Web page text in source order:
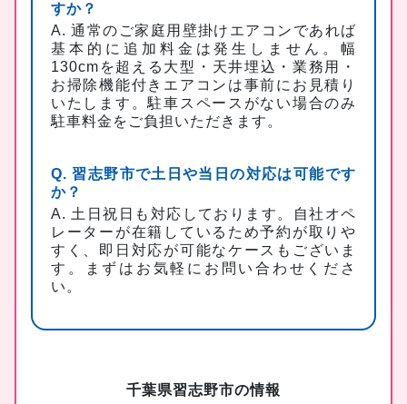
すか？
A. 通常のご家庭用壁掛けエアコンであれば
基本的に追加料金は発生しません。幅
130cmを超える大型・天井埋込・業務用・
お掃除機能付きエアコンは事前にお見積り
いたします。駐車スペースがない場合のみ
駐車料金をご負担いただきます。
Q. 習志野市で土日や当日の対応は可能です
か？
A. 土日祝日も対応しております。自社オペ
レーターが在籍しているため予約が取りや
すく、即日対応が可能なケースもございま
す。まずはお気軽にお問い合わせくださ
い。
千葉県習志野市の情報